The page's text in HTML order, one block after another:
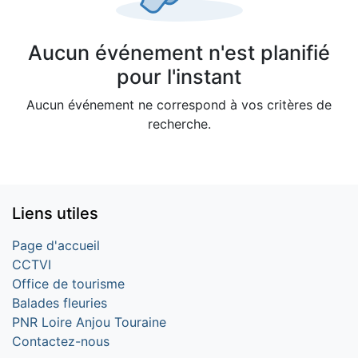
Aucun événement n'est planifié
pour l'instant
Aucun événement ne correspond à vos critères de
recherche.
Liens utiles
Page d'accueil
CCTVI
Office de tourisme
Balades fleuries
PNR Loire Anjou Touraine
Contactez-nous